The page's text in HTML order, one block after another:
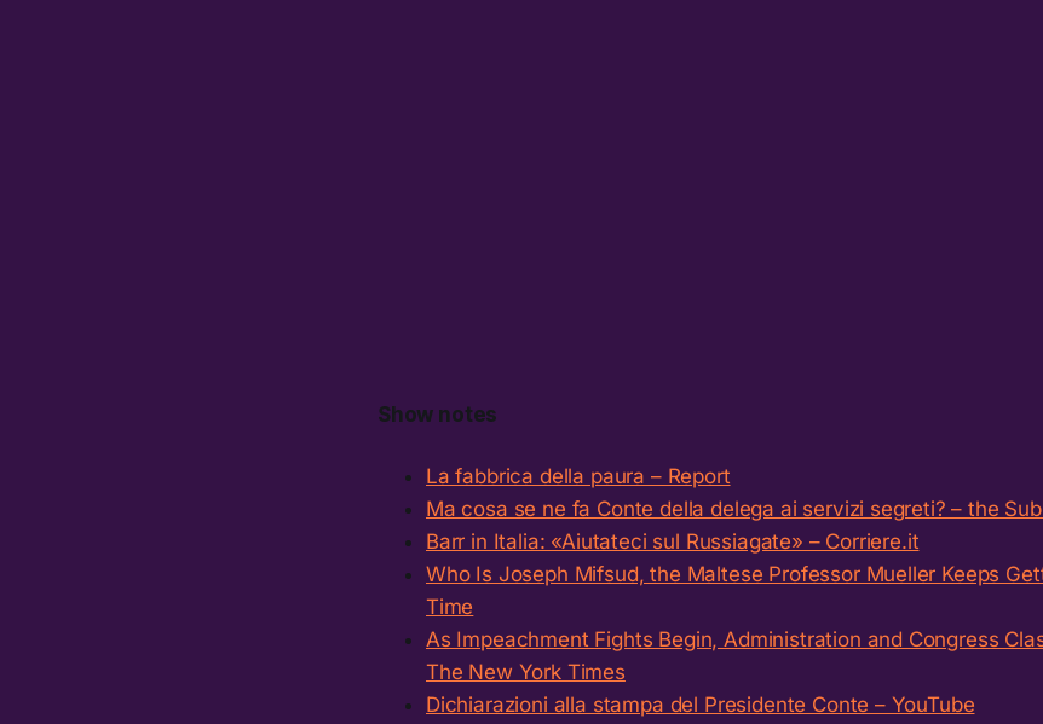
Show notes
La fabbrica della paura – Report
Ma cosa se ne fa Conte della delega ai servizi segreti? – the
Barr in Italia: «Aiutateci sul Russiagate» – Corriere.it
Who Is Joseph Mifsud, the Maltese Professor Mueller Keeps
Time
As Impeachment Fights Begin, Administration and Congress
The New York Times
Dichiarazioni alla stampa del Presidente Conte – YouTube